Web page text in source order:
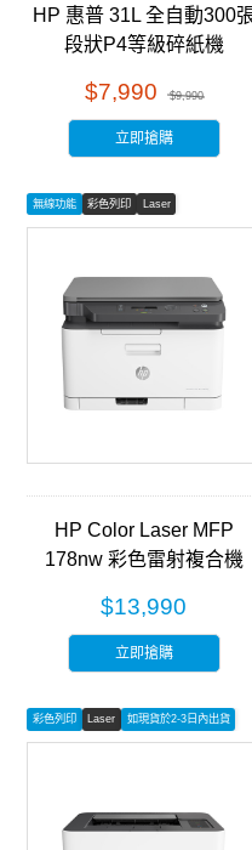
HP 惠普 31L 全自動300
段狀P4等級碎紙機
$7,990 $9,990
立即搶購
無線功能 彩色列印 Laser
HP Color Laser MFP
178nw 彩色雷射複合機
$13,990
立即搶購
彩色列印 Laser 如現貨於2-3日內出貨